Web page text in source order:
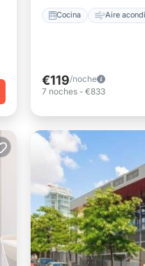
Cocina Aire
€119/noche
7 noches - €833